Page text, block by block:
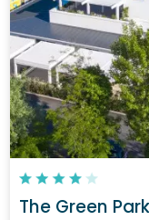
The Green